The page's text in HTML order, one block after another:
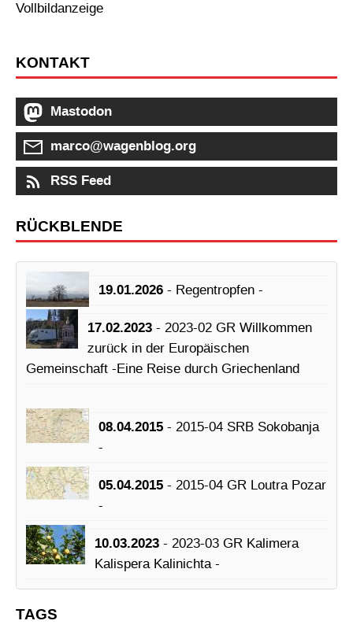
Vollbildanzeige
KONTAKT
Mastodon
marco@wagenblog.org
RSS Feed
RÜCKBLENDE
19.01.2026 - Regentropfen -
17.02.2023 - 2023-02 GR Willkommen
zurück in der Europäischen
Gemeinschaft -Eine Reise durch Griechenland
08.04.2015 - 2015-04 SRB Sokobanja
-
05.04.2015 - 2015-04 GR Loutra Pozar
-
10.03.2023 - 2023-03 GR Kalimera
Kalispera Kalinichta -
TAGS